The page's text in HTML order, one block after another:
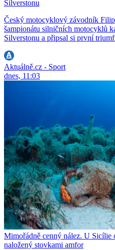
Silverstonu
Český motocyklový závodník
šampionátu silničních motocyklů
Silverstonu a připsal si první
Aktuálně.cz - Sport
dnes, 11:03
Mimořádně cenný nález. U
naložený stovkami amfor